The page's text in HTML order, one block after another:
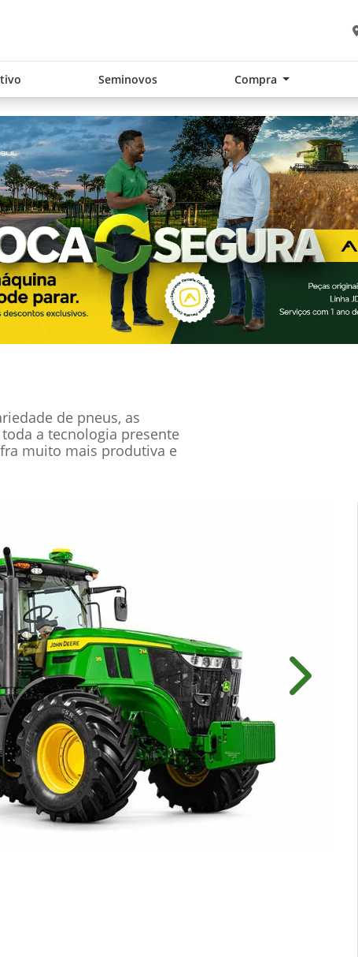
Seminovos Compra
de pneus, as
a tecnologia presente
muito mais produtiva e
Próximo